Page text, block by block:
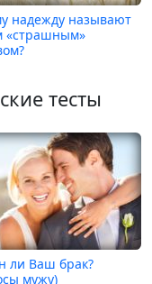
надежду называют
«страшным»
тесты
ли Ваш брак?
мужу)